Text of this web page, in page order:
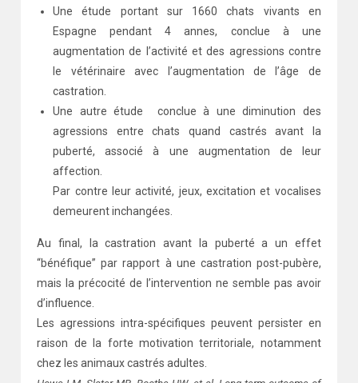
Une étude portant sur 1660 chats vivants en
Espagne pendant 4 annes, conclue à une
augmentation de l’activité et des agressions contre
le vétérinaire avec l’augmentation de l’âge de
castration.
Une autre étude conclue à une diminution des
agressions entre chats quand castrés avant la
puberté, associé à une augmentation de leur
affection.
Par contre leur activité, jeux, excitation et vocalises
demeurent inchangées.
Au final, la castration avant la puberté a un effet
“bénéfique” par rapport à une castration post-pubère,
mais la précocité de l’intervention ne semble pas avoir
d’influence.
Les agressions intra-spécifiques peuvent persister en
raison de la forte motivation territoriale, notamment
chez les animaux castrés adultes.